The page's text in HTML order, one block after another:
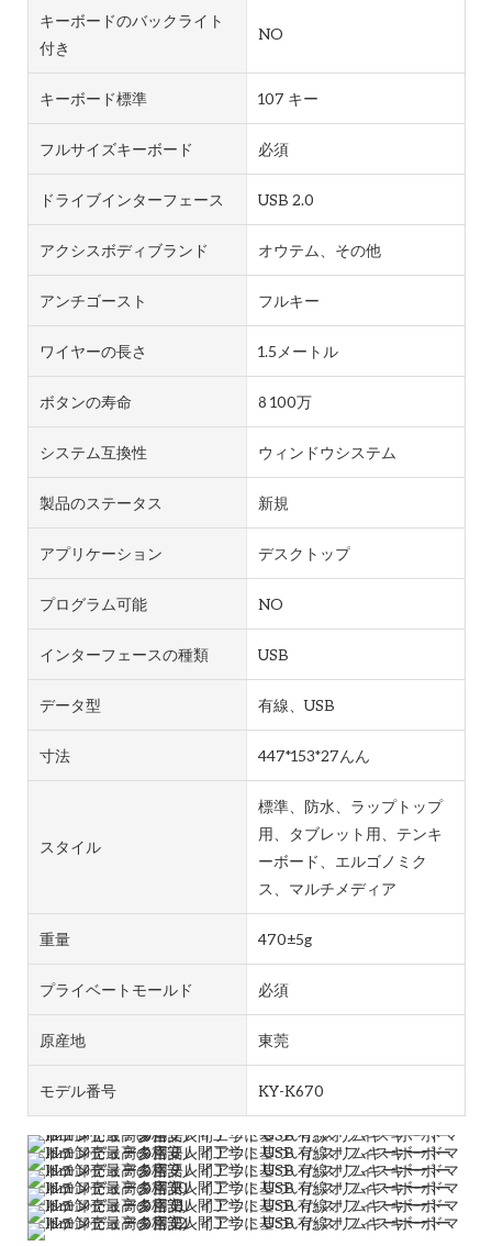
キーボードのバックライト
付き
NO
キーボード標準 107 キー
フルサイズキーボード 必須
ドライブインターフェース USB 2.0
アクシスボディブランド オウテム、その他
アンチゴースト フルキー
ワイヤーの長さ 1.5メートル
ボタンの寿命 8 100万
システム互換性 ウィンドウシステム
製品のステータス 新規
アプリケーション デスクトップ
プログラム可能 NO
インターフェースの種類 USB
データ型 有線、USB
寸法 447*153*27んん
スタイル
標準、防水、ラップトップ
用、タブレット用、テンキ
ーボード、エルゴノミク
ス、マルチメディア
重量 470±5g
プライベートモールド 必須
原産地 東莞
モデル番号 KY-K670